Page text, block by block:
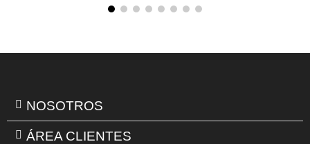
NOSOTROS
ÁREA CLIENTES